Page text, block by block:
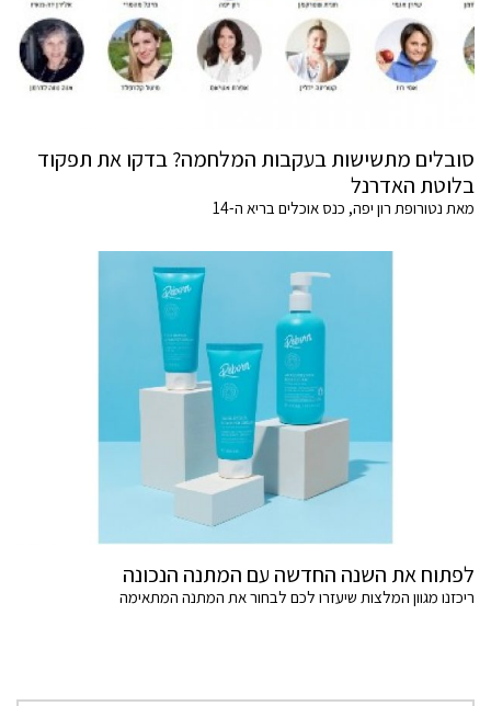
סובלים מתשישות בעקבות המלחמה? בדקו את תפקוד
בלוטת האדרנל
מאת נטורופת רון יפה, כנס אוכלים בריא ה-14
לפתוח את השנה החדשה עם המתנה הנכונה
ריכזנו מגוון המלצות שיעזרו לכם לבחור את המתנה המתאימה